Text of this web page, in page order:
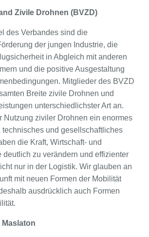
Zivile Drohnen (BVZD)
des Verbandes sind die
der jungen Industrie, die
in Abgleich mit anderen
und die positive Ausgestaltung
Mitglieder des BVZD
Breite zivile Drohnen und
unterschiedlichster Art an.
Nutzung ziviler Drohnen ein enormes
technisches und gesellschaftliches
die Kraft, Wirtschaft- und
deutlich zu verändern und effizienter
nur in der Logistik. Wir glauben an
mit neuen Formen der Mobilität
ausdrücklich auch Formen
Maslaton